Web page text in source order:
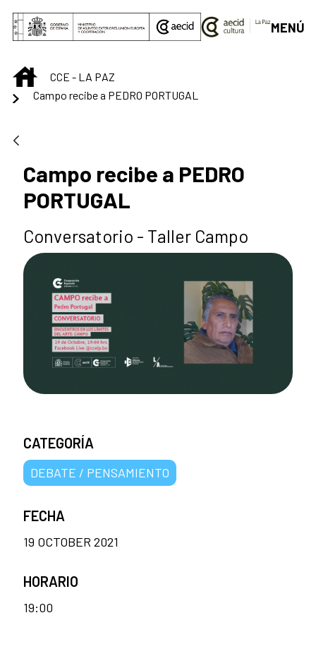
Saut au contenu principal
MENÚ
INICIOCCE - LA PAZ
Campo recibe a PEDRO PORTUGAL
Campo recibe a PEDRO
PORTUGAL
Conversatorio - Taller Campo
CATEGORÍA
DEBATE / PENSAMIENTO
FECHA
19 OCTOBER 2021
HORARIO
19:00